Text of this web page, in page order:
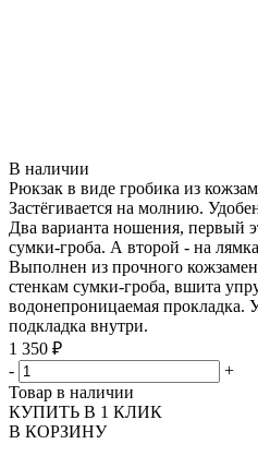
В наличии
Рюкзак в виде гробика из
Застёгивается на молнию.
Два варианта ношения, первый
сумки-гроба. А второй - на
Выполнен из прочного
стенкам сумки-гроба, вшита
водонепроницаемая прокладка.
подкладка внутри.
1 350 ₽
-
+
Товар в наличии
КУПИТЬ В 1 КЛИК
В КОРЗИНУ